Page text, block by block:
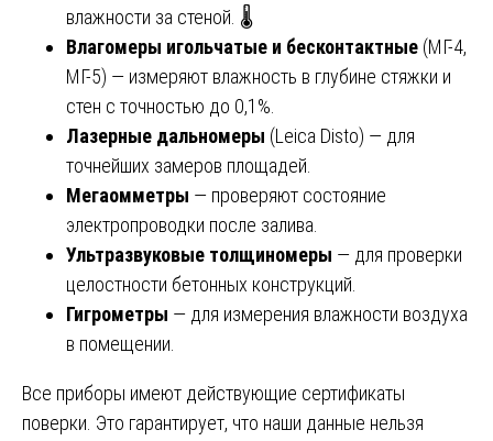
влажности за стеной. 🌡️
Влагомеры игольчатые и бесконтактные (МГ-4,
МГ-5) — измеряют влажность в глубине стяжки и
стен с точностью до 0,1%.
Лазерные дальномеры (Leica Disto) — для
точнейших замеров площадей.
Мегаомметры — проверяют состояние
электропроводки после залива.
Ультразвуковые толщиномеры — для проверки
целостности бетонных конструкций.
Гигрометры — для измерения влажности воздуха
в помещении.
Все приборы имеют действующие сертификаты
поверки. Это гарантирует, что наши данные нельзя